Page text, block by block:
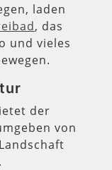
laden
, das
und vieles
der
von